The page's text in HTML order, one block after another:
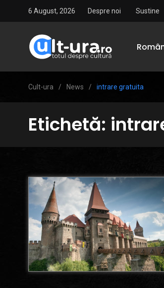
6 August, 2026 Despre noi Sustine
Cult-ura / News / intrare gratuita
Etichetă: